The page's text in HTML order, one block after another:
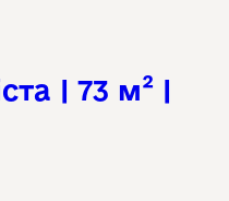
| 73 м² |